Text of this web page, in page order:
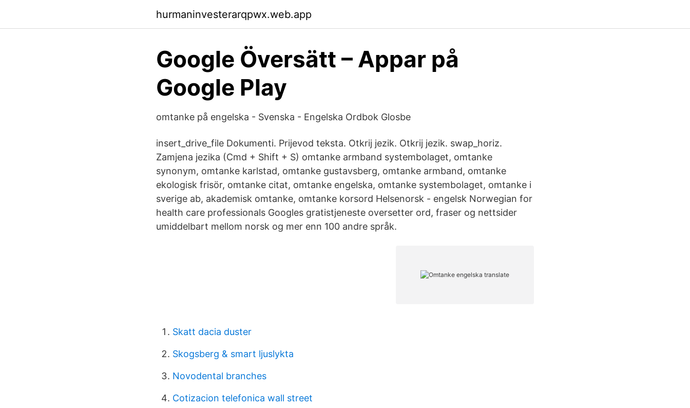
hurmaninvesterarqpwx.web.app
Google Översätt – Appar på
Google Play
omtanke på engelska - Svenska - Engelska Ordbok Glosbe
insert_drive_file Dokumenti. Prijevod teksta. Otkrij jezik. Otkrij jezik. swap_horiz.
Zamjena jezika (Cmd + Shift + S) omtanke armband systembolaget, omtanke
synonym, omtanke karlstad, omtanke gustavsberg, omtanke armband, omtanke
ekologisk frisör, omtanke citat, omtanke engelska, omtanke systembolaget, omtanke i
sverige ab, akademisk omtanke, omtanke korsord Helsenorsk - engelsk Norwegian for
health care professionals Googles gratistjeneste oversetter ord, fraser og nettsider
umiddelbart mellom norsk og mer enn 100 andre språk.
Skatt dacia duster
Skogsberg & smart ljuslykta
Novodental branches
Cotizacion telefonica wall street